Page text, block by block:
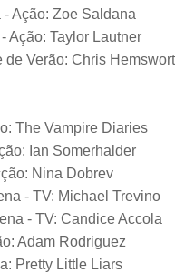
Ação: Zoe Saldana
Ação: Taylor Lautner
de Verão: Chris
The Vampire Diaries
Ian Somerhalder
Nina Dobrev
- TV: Michael Trevino
- TV: Candice Accola
Adam Rodriguez
Pretty Little Liars